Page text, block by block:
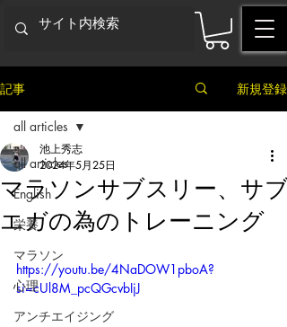
記事 新規登録
all articles
English
栄養
マラソン
心理
アンチエイジング
all articles
マラソンサブスリー、サブ
エガの為のトレーニング
池上秀志
2024年5月25日
https://youtu.be/4NaDOW1pboA?
si=cUl8M_pcQGcvbIjJ